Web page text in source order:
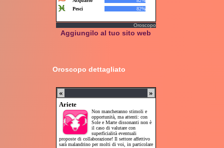
Oroscopo
Aggiungilo al tuo sito web
Oroscopo dettagliato